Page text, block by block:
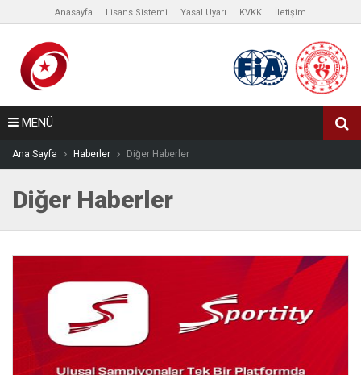
Anasayfa Lisans Sistemi Yasal Uyarı KVKK İletişim
MENÜ
Ana Sayfa Haberler Diğer Haberler
Diğer Haberler